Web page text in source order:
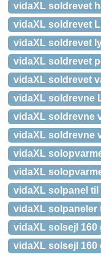
vidaXL soldrevet
vidaXL soldrevet
vidaXL soldrevet
vidaXL soldrevet
vidaXL soldrevet
vidaXL soldrevne
vidaXL soldrevne
vidaXL soldrevne
vidaXL
vidaXL
vidaXL solpanel
vidaXL solpaneler
vidaXL solsejl 160
vidaXL solsejl 160